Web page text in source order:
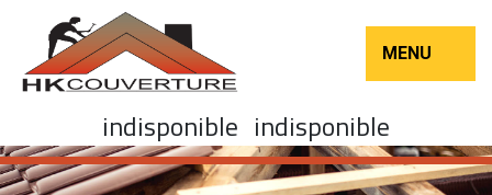
MENU
indisponible indisponible